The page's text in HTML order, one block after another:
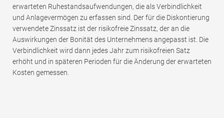
erwarteten Ruhestandsaufwendungen, die als Verbindlichkeit
und Anlagevermögen zu erfassen sind. Der für die Diskontierung
verwendete Zinssatz ist der risikofreie Zinssatz, der an die
Auswirkungen der Bonität des Unternehmens angepasst ist. Die
Verbindlichkeit wird dann jedes Jahr zum risikofreien Satz
erhöht und in späteren Perioden für die Änderung der erwarteten
Kosten gemessen.